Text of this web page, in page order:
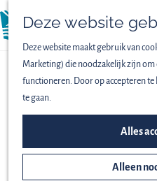
Deze website
Deze website maakt gebruik van
Marketing) die noodzakelijk zijn om
functioneren. Door op accepteren
te gaan.
Alles
Alleen